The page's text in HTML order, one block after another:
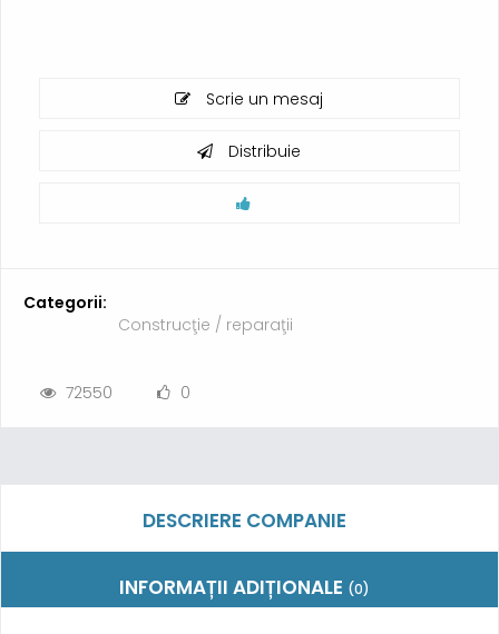
Scrie un mesaj
Distribuie
Categorii:
Construcţie / reparaţii
72550 0
DESCRIERE COMPANIE
INFORMAȚII ADIȚIONALE (0)